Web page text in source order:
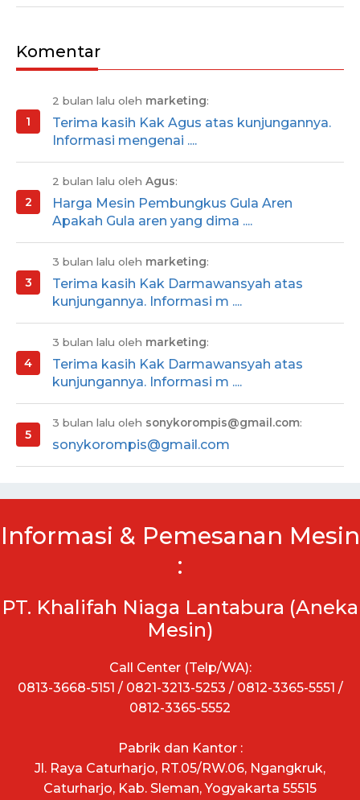
Komentar
2 bulan lalu oleh marketing:
Terima kasih Kak Agus atas kunjungannya.
Informasi mengenai ....
2 bulan lalu oleh Agus:
Harga Mesin Pembungkus Gula Aren
Apakah Gula aren yang dima ....
3 bulan lalu oleh marketing:
Terima kasih Kak Darmawansyah atas
kunjungannya. Informasi m ....
3 bulan lalu oleh marketing:
Terima kasih Kak Darmawansyah atas
kunjungannya. Informasi m ....
3 bulan lalu oleh sonykorompis@gmail.com:
sonykorompis@gmail.com
Informasi & Pemesanan Mesin
:
PT. Khalifah Niaga Lantabura (Aneka
Mesin)
Call Center (Telp/WA):
0813-3668-5151 / 0821-3213-5253 / 0812-3365-5551 /
0812-3365-5552
Pabrik dan Kantor :
Jl. Raya Caturharjo, RT.05/RW.06, Ngangkruk,
Caturharjo, Kab. Sleman, Yogyakarta 55515